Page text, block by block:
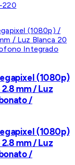
220
(1080p)
mm / Luz
/
(1080p)
mm / Luz
/